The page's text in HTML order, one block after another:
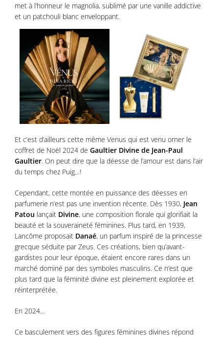
met à l’honneur le magnolia, sublimé par une vanille addictive
et un patchouli blanc enveloppant.
Et c’est d’ailleurs cette même Venus qui est venu orner le
coffret de Noël 2024 de Gaultier Divine de Jean-Paul
Gaultier. On peut dire que la déesse de l’amour est dans l’air
du temps chez Puig…!
Cependant, cette montée en puissance des déesses en
parfumerie n’est pas une invention récente. Dès 1930, Jean
Patou lançait Divine, une composition florale qui glorifiait la
beauté et la souveraineté féminines. Plus tard, en 1939,
Lancôme proposait Danaé, un parfum inspiré de la princesse
grecque séduite par Zeus. Ces créations, bien qu’avant-
gardistes pour leur époque, étaient encore rares dans un
marché dominé par des symboles masculins. Ce n’est que
plus tard que la féminité divine est pleinement explorée et
réinterprétée.
En 2024…
Ce basculement vers des figures féminines divines répond